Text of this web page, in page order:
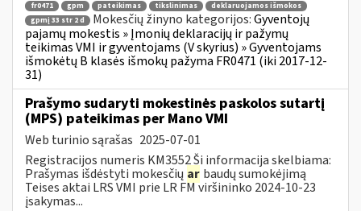
fr0471 gpm pateikimas tikslinimas
deklaruojamos išmokos
gpmį 33 str 2 d
Mokesčių žinyno kategorijos:Gyventojų
pajamų mokestis » Įmonių deklaracijų ir pažymų
teikimas VMI ir gyventojams (V skyrius) » Gyventojams
išmokėtų B klasės išmokų pažyma FR0471 (iki 2017-12-
31)
Prašymo sudaryti mokestinės paskolos sutartį
(MPS) pateikimas per Mano VMI
Web turinio sąrašas 2025-07-01
Registracijos numeris KM3552 Ši informacija skelbiama:
Prašymas išdėstyti mokesčių ar baudų sumokėjimą
Teises aktai LRS VMI prie LR FM viršininko 2024-10-23
įsakymas...